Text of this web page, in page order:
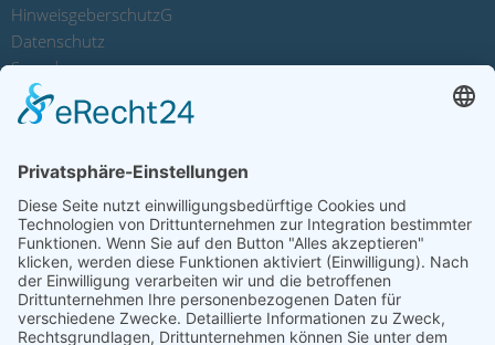
HinweisgeberschutzG
Datenschutz
Spenden
Sitemap
Kontakt
Spendenkonten
Lebenshilfe Forchheim e.V.
Sparkasse Forchheim
IBAN: DE24 7635 1040 0020 7311 47
BIC: BYLADEM1FOR